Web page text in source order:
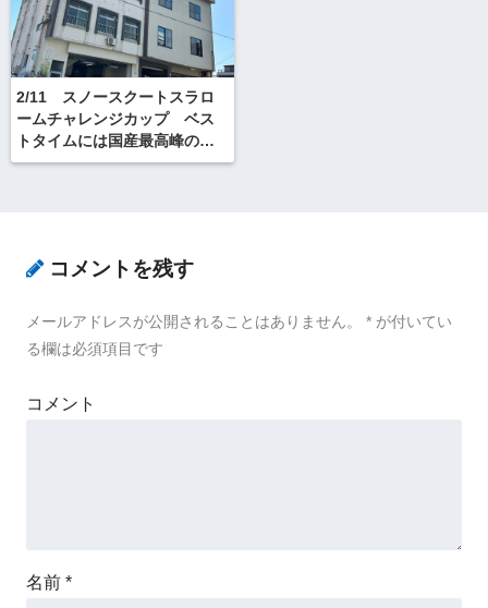
2/11 スノースクートスラロ
ームチャレンジカップ ベス
トタイムには国産最高峰のス
ノースクートボード トリニ
コメントを残す
メールアドレスが公開されることはありません。 * が付いてい
る欄は必須項目です
コメント
名前 *